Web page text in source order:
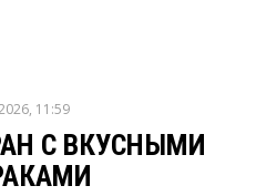
11:59
С ВКУСНЫМИ